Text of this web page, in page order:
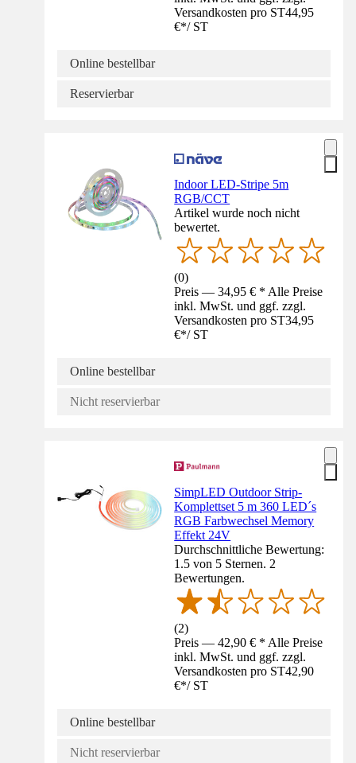
Versandkosten pro ST44,95
€*/ ST
Online bestellbar
Reservierbar
Indoor LED-Stripe 5m
RGB/CCT
Artikel wurde noch nicht
bewertet.
(0)
Preis — 34,95 € * Alle Preise
inkl. MwSt. und ggf. zzgl.
Versandkosten pro ST34,95
€*/ ST
Online bestellbar
Nicht reservierbar
SimpLED Outdoor Strip-
Komplettset 5 m 360 LED´s
RGB Farbwechsel Memory
Effekt 24V
Durchschnittliche Bewertung:
1.5 von 5 Sternen. 2
Bewertungen.
(2)
Preis — 42,90 € * Alle Preise
inkl. MwSt. und ggf. zzgl.
Versandkosten pro ST42,90
€*/ ST
Online bestellbar
Nicht reservierbar